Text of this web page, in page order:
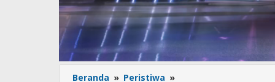
Beranda » Peristiwa »